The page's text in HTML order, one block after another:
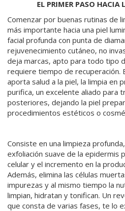
EL PRIMER PASO HACIA
Comenzar por buenas rutinas de
más importante hacia una piel
facial profunda con punta de
rejuvenecimiento cutáneo, no
deja marcas, apto para todo tipo
requiere tiempo de recuperación.
aporta salud a la piel, la limpia en
purifica, un excelente aliado para
posteriores, dejando la piel
procedimientos estéticos o
Consiste en una limpieza
exfoliación suave de la epidermis
celular y el incremento en la
Además, elimina las células
impurezas y al mismo tiempo la
limpian, hidratan y tonifican. Un
que consta de varias fases, te lo